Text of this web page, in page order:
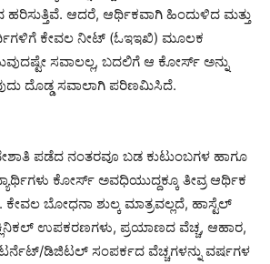
ಹರಿಸುತ್ತಿವೆ. ಆದರೆ, ಆರ್ಥಿಕವಾಗಿ ಹಿಂದುಳಿದ ಮತ್ತು
ಕೇವಲ ನೀಟ್ (ಓಇಇಖಿ) ಮೂಲಕ
ಸವಾಲಲ್ಲ, ಬದಲಿಗೆ ಆ ಕೋರ್ಸ್ ಅನ್ನು
ದೊಡ್ಡ ಸವಾಲಾಗಿ ಪರಿಣಮಿಸಿದೆ.
ಪಡೆದ ನಂತರವೂ ಬಡ ಕುಟುಂಬಗಳ ಹಾಗೂ
ಕೋರ್ಸ್ ಅವಧಿಯುದ್ದಕ್ಕೂ ತೀವ್ರ ಆರ್ಥಿಕ
ಕೇವಲ ಬೋಧನಾ ಶುಲ್ಕ ಮಾತ್ರವಲ್ಲದೆ, ಹಾಸ್ಟೆಲ್
ಕ್ಲಿನಿಕಲ್ ಉಪಕರಣಗಳು, ಪ್ರಯಾಣದ ವೆಚ್ಚ, ಆಹಾರ,
ಡಿಜಿಟಲ್ ಸಂಪರ್ಕದ ವೆಚ್ಚಗಳನ್ನು ವರ್ಷಗಳ